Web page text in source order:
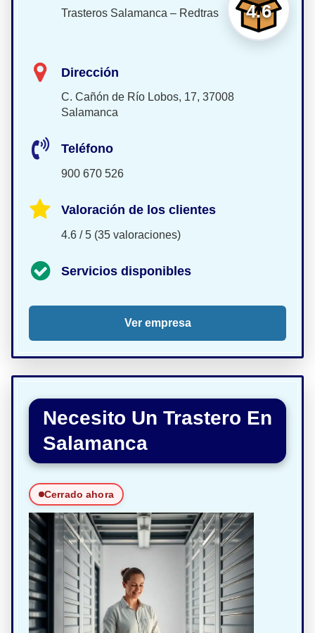
4.6
Trasteros Salamanca – Redtras
Dirección
C. Cañón de Río Lobos, 17, 37008
Salamanca
Teléfono
900 670 526
Valoración de los clientes
4.6 / 5 (35 valoraciones)
Servicios disponibles
Ver empresa
Necesito Un Trastero En
Salamanca
Cerrado ahora